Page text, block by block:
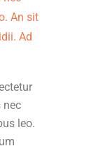
An sit
Ad
nec
leo.